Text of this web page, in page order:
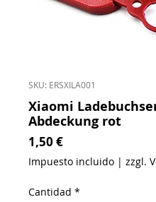
SKU: ERSXILA001
Xiaomi
Abdeckung rot
1,50 €Precio
Impuesto incluido | zzgl.
Cantidad *